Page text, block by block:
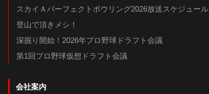
スカイＡパーフェクトボウリング2026放送スケジュール
登山で頂きメシ！
深掘り開始！2026年プロ野球ドラフト会議
第1回プロ野球仮想ドラフト会議
会社案内